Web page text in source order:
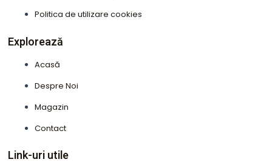
Politica de utilizare cookies
Explorează
Acasă
Despre Noi
Magazin
Contact
Link-uri utile